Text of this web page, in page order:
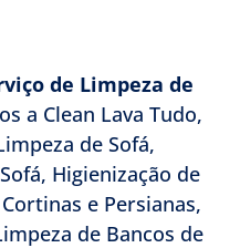
de Limpeza de
a Clean Lava Tudo,
de Sofá,
Higienização de
e Persianas,
de Bancos de